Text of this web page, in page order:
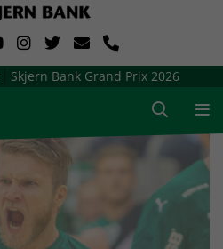
Skjern Bank Grand Prix 2026